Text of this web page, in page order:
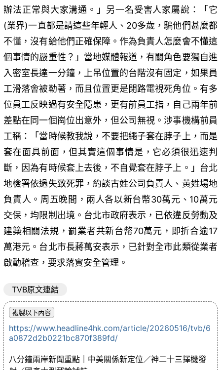
辦法正常與大家溝通。」另一名受害人家屬說：「它
(業界)一直都是請這些年輕人、20多歲，騙他們甚麼都
不懂，沒有給他們正確保障。作為負責人怎麼會不懂這
個事情的嚴重性？」當地媒體報道，有關角色要獨自進
入密室長達一分鐘，上吊位置的台階沒有固定，如果員
工滑落會被勒著，而且位置更是閉路電視死角位。有多
位員工反映過有安全隱患，更有前員工指，自己兩年前
差點在同一個崗位出意外，但公司無視。涉事機構前員
工稱：「當時候教我說，不要把繩子套在脖子上，而是
套在面具前面，但其實這個事情是，它必須很迅速判
斷，因為有時候套上去後，不自覺套在脖子上。」台北
地檢署依過失致死罪，約談古姓公司負責人、黃姓場地
負責人。周五晚間，兩人各以新台幣30萬元、10萬元
交保，均限制出境。台北市政府表示，已依違反勞動及
建築相關法規，罰業者共新台幣70萬元，即折合逾17
萬港元。台北市長蔣萬安表示，已針對全市此類從業者
啟動稽查，要求落實安全管理。
TVB原文連結
https://www.headline4hk.com/article/20260516/tvb/6
a0872d2b0221bc870f389fd/
八分鐘兩岸新聞重點｜中美關係新定位／神二十三擇機發